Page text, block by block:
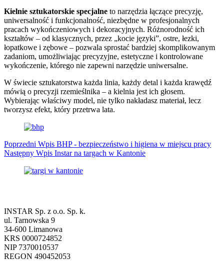
Kielnie sztukatorskie specjalne to narzędzia łączące precyzję,
uniwersalność i funkcjonalność, niezbędne w profesjonalnych
pracach wykończeniowych i dekoracyjnych. Różnorodność ich
kształtów – od klasycznych, przez „kocie języki”, ostre, łezki,
łopatkowe i zębowe – pozwala sprostać bardziej skomplikowanym
zadaniom, umożliwiając precyzyjne, estetyczne i kontrolowane
wykończenie, którego nie zapewni narzędzie uniwersalne.
W świecie sztukatorstwa każda linia, każdy detal i każda krawędź
mówią o precyzji rzemieślnika – a kielnia jest ich głosem.
Wybierając właściwy model, nie tylko nakładasz materiał, lecz
tworzysz efekt, który przetrwa lata.
Poprzedni Wpis BHP - bezpieczeństwo i higiena w miejscu pracy
Następny Wpis Instar na targach w Kantonie
INSTAR Sp. z o.o. Sp. k.
ul. Tarnowska 9
34-600 Limanowa
KRS 0000724852
NIP 7370010537
REGON 490452053